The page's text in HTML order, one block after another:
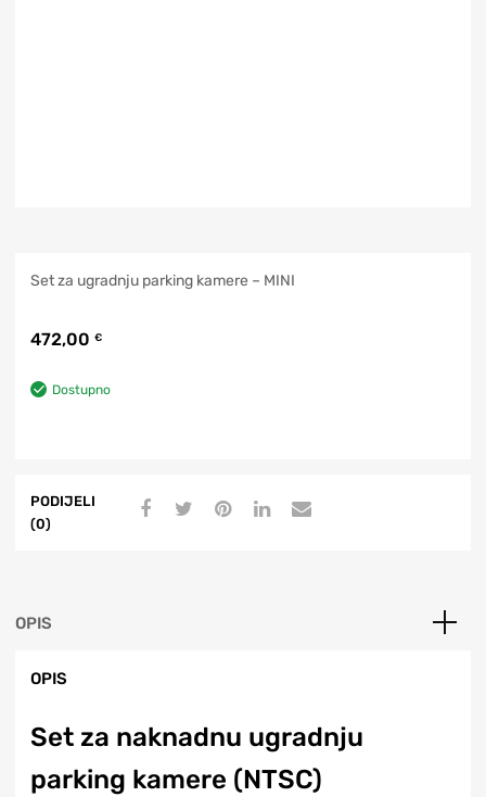
Set za ugradnju parking kamere – MINI
472,00 €
Dostupno
PODIJELI
(0)
OPIS
OPIS
Set za naknadnu ugradnju
parking kamere (NTSC)